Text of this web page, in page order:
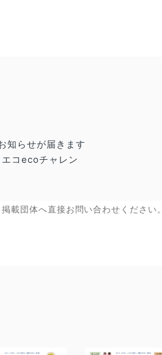
知らせが届きます
コecoチャレン
載団体へ直接お問い合わせください。